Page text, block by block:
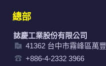
總部
誌慶工業股份有限公司
41362 台中市霧峰區萬
+886-4-2332 3966